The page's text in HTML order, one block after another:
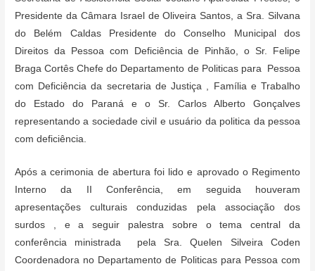
Presidente da Câmara Israel de Oliveira Santos, a Sra. Silvana
do Belém Caldas Presidente do Conselho Municipal dos
Direitos da Pessoa com Deficiência de Pinhão, o Sr. Felipe
Braga Cortês Chefe do Departamento de Politicas para Pessoa
com Deficiência da secretaria de Justiça , Família e Trabalho
do Estado do Paraná e o Sr. Carlos Alberto Gonçalves
representando a sociedade civil e usuário da politica da pessoa
com deficiência.
Após a cerimonia de abertura foi lido e aprovado o Regimento
Interno da II Conferência, em seguida houveram
apresentações culturais conduzidas pela associação dos
surdos , e a seguir palestra sobre o tema central da
conferência ministrada pela Sra. Quelen Silveira Coden
Coordenadora no Departamento de Politicas para Pessoa com